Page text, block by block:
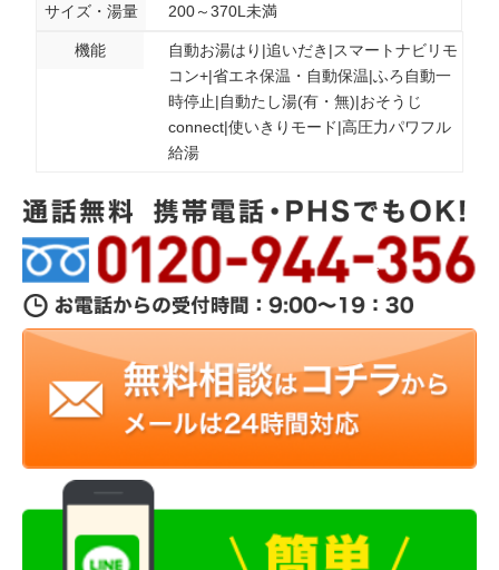
サイズ・湯量
200～370L未満
機能
自動お湯はり|追いだき|スマートナビリモ
コン+|省エネ保温・自動保温|ふろ自動一
時停止|自動たし湯(有・無)|おそうじ
connect|使いきりモード|高圧力パワフル
給湯